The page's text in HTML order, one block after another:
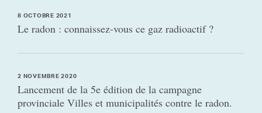
8 OCTOBRE 2021
Le radon : connaissez-vous ce gaz radioactif ?
2 NOVEMBRE 2020
Lancement de la 5e édition de la campagne
provinciale Villes et municipalités contre le radon.